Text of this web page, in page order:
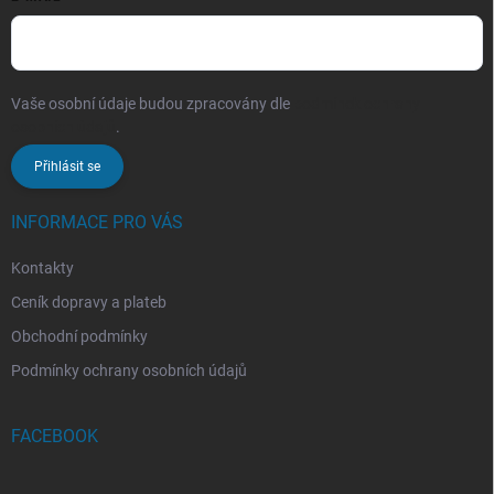
Vaše osobní údaje budou zpracovány dle
.
Přihlásit se
INFORMACE PRO VÁS
Kontakty
Ceník dopravy a plateb
Obchodní podmínky
Podmínky ochrany osobních údajů
FACEBOOK